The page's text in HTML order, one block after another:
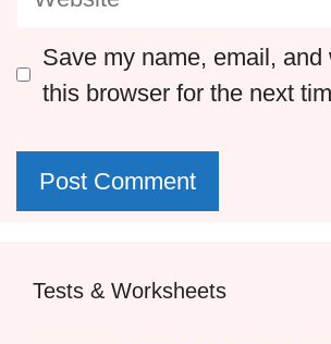
Save my name, email, and
this browser for the next
Tests & Worksheets